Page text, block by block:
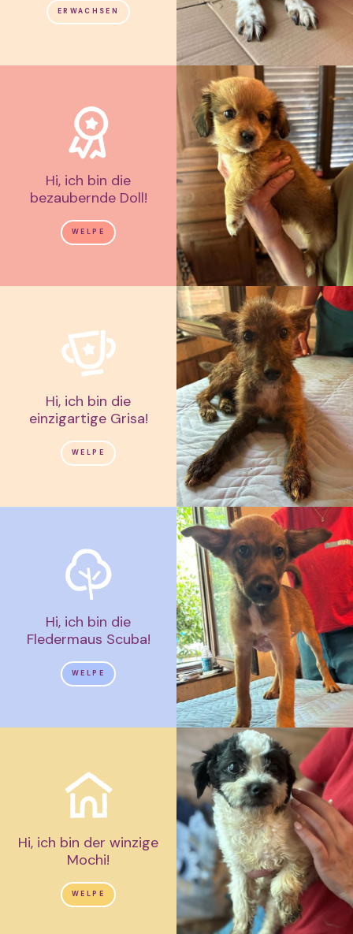
ERWACHSEN
Hi, ich bin die
bezaubernde Doll!
WELPE
Hi, ich bin die
einzigartige Grisa!
WELPE
Hi, ich bin die
Fledermaus Scuba!
WELPE
Hi, ich bin der winzige
Mochi!
WELPE